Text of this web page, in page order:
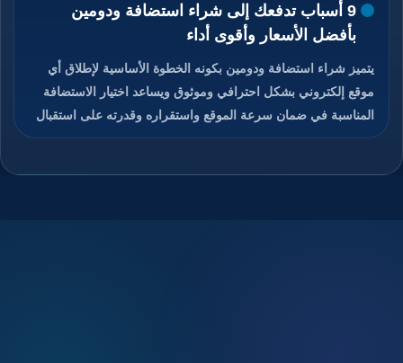
9 أسباب تدفعك إلى شراء استضافة ودومين
بأفضل الأسعار وأقوى أداء
يتميز شراء استضافة ودومين بكونه الخطوة الأساسية لإطلاق أي
موقع إلكتروني بشكل احترافي وموثوق ويساعد اختيار الاستضافة
المناسبة في ضمان سرعة الموقع واستقراره وقدرته على استقبال
الزوار دون انقطاع، كما يمنح الدومين هوية رقمية مميزة تسهل على